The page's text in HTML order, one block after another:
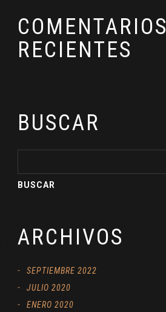
COMENTARIOS
RECIENTES
BUSCAR
ARCHIVOS
SEPTIEMBRE 2022
JULIO 2020
ENERO 2020